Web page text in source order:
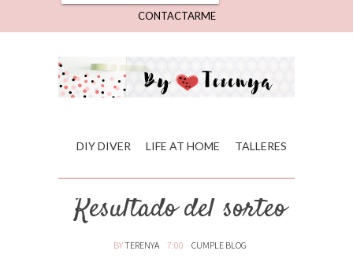
CONTACTARME
DIY DIVER LIFE AT HOME TALLERES
Resultado del sorteo
BYTERENYA 7:00 CUMPLE BLOG